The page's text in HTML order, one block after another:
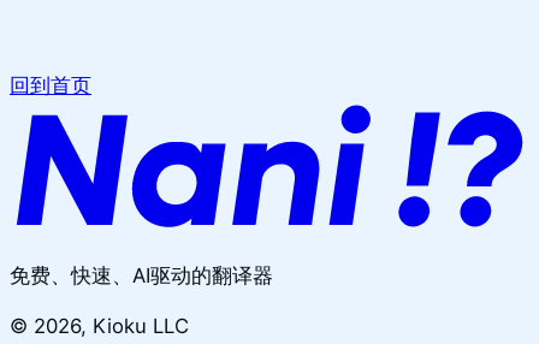
回到首页
免费、快速、AI驱动的翻译器
© 2026, Kioku LLC